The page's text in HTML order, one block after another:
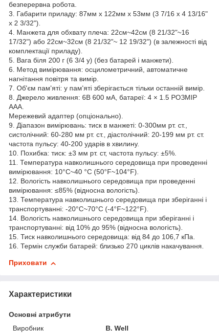
безперервна робота.
3. Габарити приладу: 87мм x 122мм x 53мм (3 7/16 x 4 13/16"
x 2 3/32").
4. Манжета для обхвату плеча: 22см~42см (8 21/32"~16
17/32") або 22см~32см (8 21/32"~ 12 19/32") (в залежності від
комплектації приладу).
5. Вага біля 200 г (6 3/4 у) (без батарей і манжети).
6. Метод вимірювання: осцилометричний, автоматичне
нагнітання повітря та вимір.
7. Об'єм пам'яті: у пам'яті зберігається тільки останній вимір.
8. Джерело живлення: 6В 600 мА, батареї: 4 × 1.5 РОЗМІР
AAA.
Мережевий адаптер (опціонально).
9. Діапазон вимірювань: тиск в манжеті: 0-300мм рт. ст.,
систолічний: 60-280 мм рт. ст., діастолічний: 20-199 мм рт. ст.
частота пульсу: 40-200 ударів в хвилину.
10. Похибка: тиск: ±3 мм рт. ст, частота пульсу: ±5%.
11. Температура навколишнього середовища при проведенні
вимірювання: 10°C~40 °C (50°F~104°F).
12. Вологість навколишнього середовища при проведенні
вимірювання: ≤85% (відносна вологість).
13. Температура навколишнього середовища при зберіганні і
транспортуванні: -20°C~70°C (-4°F~122°F).
14. Вологість навколишнього середовища при зберіганні і
транспортуванні: від 10% до 95% (відносна вологість).
15. Тиск навколишнього середовища: від 84 до 106,7 кПа.
16. Термін служби батарей: близько 270 циклів накачування.
Приховати
Характеристики
Основні атрибути
Виробник
B. Well